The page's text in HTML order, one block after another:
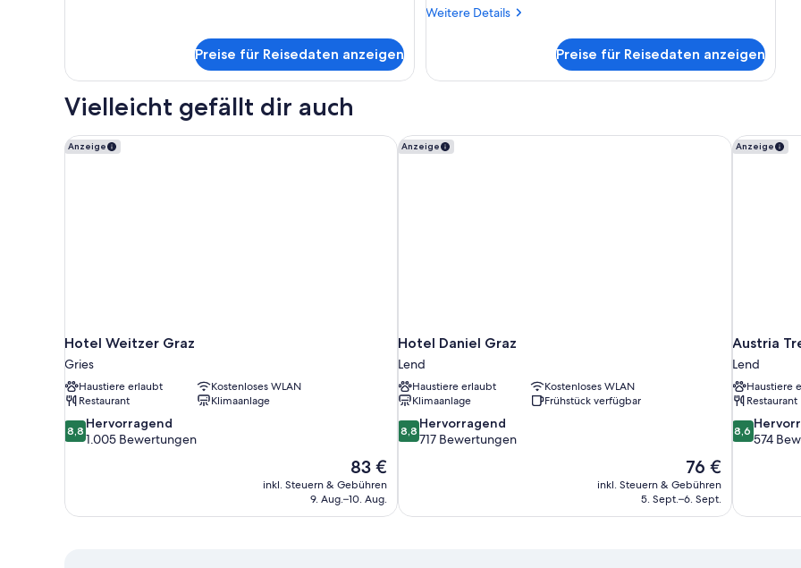
Preise für Reisedaten anzeigen
Weitere Details
Weitere
Zimmer,
Preise für Reisedaten anzeigen
Vielleicht gefällt dir auch
Anzeige
Hotel Weitzer Graz
Gries
Haustiere erlaubt
Kostenloses WLAN
Restaurant
Klimaanlage
8.8
von
Bewertungen
8,8 Hervorragend
1.005 Bewertungen
Der
Preis
beträgt
83 €
inkl. Steuern & Gebühren
9. Aug.–10. Aug.
Hotel Weitzer Graz Anzeige
Hotel Daniel Graz
Lend
Haustiere erlaubt
Kostenloses WLAN
Klimaanlage
Frühstück verfügbar
8.8
von
Bewertungen
8,8 Hervorragend
717 Bewertungen
Der
Preis
beträgt
76 €
inkl. Steuern & Gebühren
5. Sept.–6. Sept.
Hotel Daniel Graz Anzeige
Austria
Lend
Haustiere
Restaurant
8.6
von
Bewertungen
8,6
574
Austria